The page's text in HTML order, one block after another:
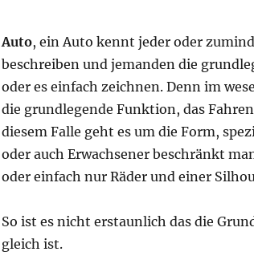
Auto, ein Auto kennt jeder oder
beschreiben und jemanden die
oder es einfach zeichnen. Denn im
die grundlegende Funktion, das
diesem Falle geht es um die Form,
oder auch Erwachsener beschränkt
oder einfach nur Räder und einer
So ist es nicht erstaunlich das die
gleich ist.